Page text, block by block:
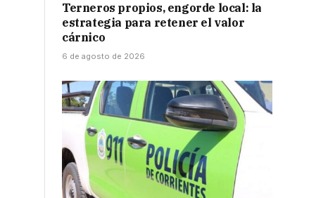
Terneros propios, engorde local: la
estrategia para retener el valor
cárnico
6 de agosto de 2026